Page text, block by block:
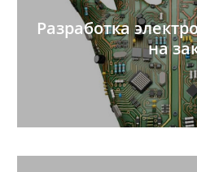
Разработка
на